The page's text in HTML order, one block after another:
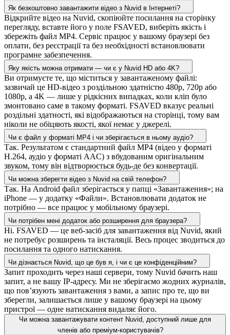
Як безкоштовно завантажити відео з Nuvid в Інтернеті?
Відкрийте відео на Nuvid, скопіюйте посилання на сторінку
перегляду, вставте його у поле FSAVED, виберіть якість і
збережіть файл MP4. Сервіс працює у вашому браузері без
оплати, без реєстрації та без необхідності встановлювати
програмне забезпечення.
Яку якість можна отримати — чи є у Nuvid HD або 4K?
Ви отримуєте те, що міститься у завантаженому файлі:
зазвичай це HD-відео з роздільною здатністю 480p, 720p або
1080p, а 4K — лише у рідкісних випадках, коли кліп було
змонтовано саме в такому форматі. FSAVED вказує реальні
роздільні здатності, які відображаються на сторінці, тому вам
ніколи не обіцяють якості, якої немає у джерелі.
Чи є файл у форматі MP4 і чи зберігається в ньому аудіо?
Так. Результатом є стандартний файл MP4 (відео у форматі
H.264, аудіо у форматі AAC) з вбудованим оригінальним
звуком, тому він відтворюється будь-де без конвертації.
Чи можна зберегти відео з Nuvid на свій телефон?
Так. На Android файл зберігається у папці «Завантаження»; на
iPhone — у додатку «Файли». Встановлювати додаток не
потрібно — все працює у мобільному браузері.
Чи потрібен мені додаток або розширення для браузера?
Ні. FSAVED — це веб-засіб для завантаження від Nuvid, який
не потребує розширень та інсталяції. Весь процес зводиться до
посилання та одного натискання.
Чи дізнається Nuvid, що це був я, і чи є це конфіденційним?
Запит проходить через наші сервери, тому Nuvid бачить наш
запит, а не вашу IP-адресу. Ми не зберігаємо жодних журналів,
що пов’язують завантаження з вами, а запис про те, що ви
зберегли, залишається лише у вашому браузері на цьому
пристрої — одне натискання видаляє його.
Чи можна завантажувати контент Nuvid, доступний лише для
членів або преміум-користувачів?